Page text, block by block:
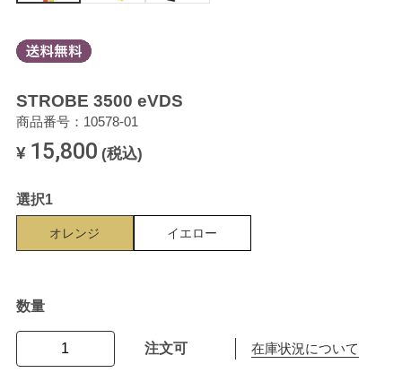
STROBE 3500 eVDS
商品番号：10578-01
¥ 15,800 (税込)
選択1
オレンジ イエロー
数量
注文可 在庫状況について